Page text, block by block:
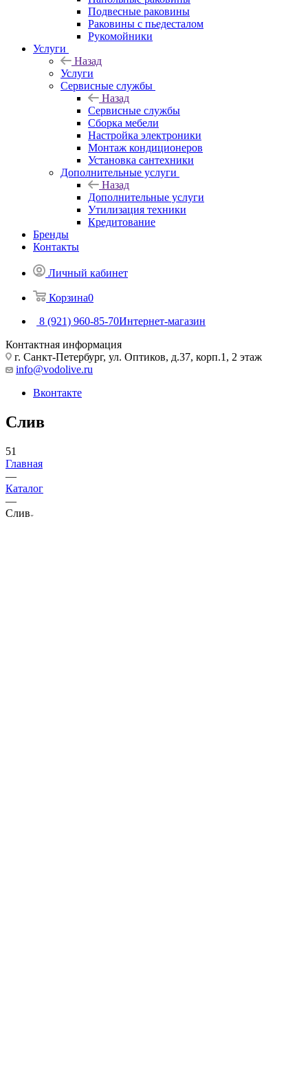
Подвесные раковины
Раковины с пьедесталом
Рукомойники
Услуги
Назад
Услуги
Сервисные службы
Назад
Сервисные службы
Сборка мебели
Настройка электроники
Монтаж кондиционеров
Установка сантехники
Дополнительные услуги
Назад
Дополнительные услуги
Утилизация техники
Кредитование
Бренды
Контакты
Личный кабинет
Корзина0
8 (921) 960-85-70Интернет-магазин
Контактная информация
г. Санкт-Петербург, ул. Оптиков, д.37, корп.1, 2 этаж
info@vodolive.ru
Вконтакте
Слив
51
Главная
—
Каталог
—
Слив